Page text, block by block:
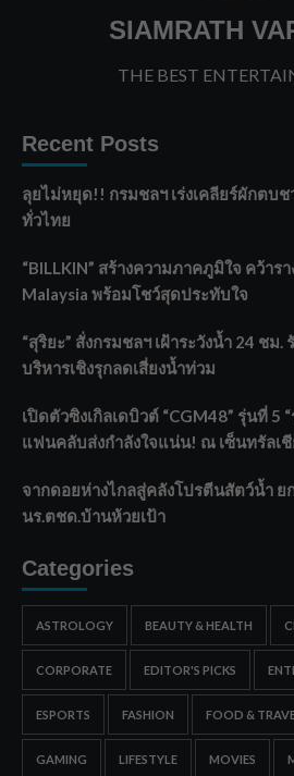
SIAMRATH
THE BEST
Recent Posts
ลุยไม่หยุด!! กรมชลฯ เร่งเคลียร์ผักตบ
ทั่วไทย
“BILLKIN” สร้างความภาคภูมิใจ คว้าร
Malaysia พร้อมโชว์สุดประทับใจ
“สุริยะ” สั่งกรมชลฯ เฝ้าระวังน้ำ 24 ชม
บริหารเชิงรุกลดเสี่ยงน้ำท่วม
เปิดตัวซิงเกิลเดบิวต์ “CGM48” รุ่นที่ 5
แฟนคลับส่งกำลังใจแน่น! ณ เซ็นทรัลเ
จากดอยห่างไกลสู่คลังโปรตีนสัตว์น้ำ
นร.ตชด.บ้านห้วยเป้า
Categories
ASTROLOGY BEAUTY & HEALTH
CORPORATE EDITOR'S PICKS
ESPORTS FASHION FOOD &
GAMING LIFESTYLE MOVIES